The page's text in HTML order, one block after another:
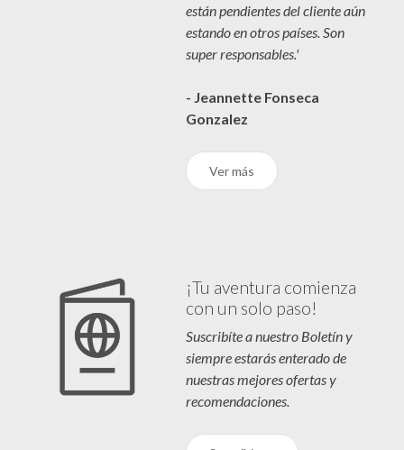
están pendientes del cliente aún
estando en otros países. Son
super responsables.'
- Jeannette Fonseca
Gonzalez
Ver más
¡Tu aventura comienza
con un solo paso!
Suscribíte a nuestro Boletín y
siempre estarás enterado de
nuestras mejores ofertas y
recomendaciones.